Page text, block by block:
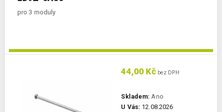
pro 3 moduly
44,00 Kčbez DPH
Skladem: Ano
U Vás: 12.08.2026